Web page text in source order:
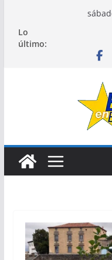
contenido
Lo
último: